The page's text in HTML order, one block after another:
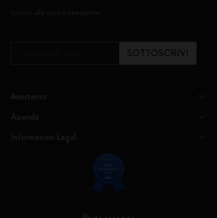
Iscriviti alla nostra newsletter
SOTTOSCRIVI
Assistenza
Azienda
Informazioni Legali